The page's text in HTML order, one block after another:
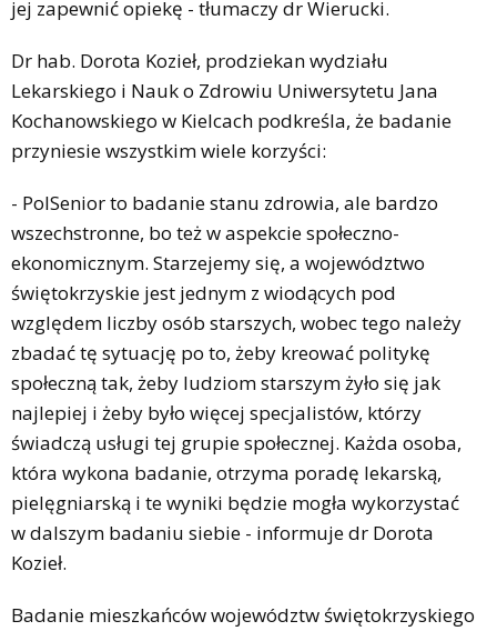
jej zapewnić opiekę - tłumaczy dr Wierucki.
Dr hab. Dorota Kozieł, prodziekan wydziału
Lekarskiego i Nauk o Zdrowiu Uniwersytetu Jana
Kochanowskiego w Kielcach podkreśla, że badanie
przyniesie wszystkim wiele korzyści:
- PolSenior to badanie stanu zdrowia, ale bardzo
wszechstronne, bo też w aspekcie społeczno-
ekonomicznym. Starzejemy się, a województwo
świętokrzyskie jest jednym z wiodących pod
względem liczby osób starszych, wobec tego należy
zbadać tę sytuację po to, żeby kreować politykę
społeczną tak, żeby ludziom starszym żyło się jak
najlepiej i żeby było więcej specjalistów, którzy
świadczą usługi tej grupie społecznej. Każda osoba,
która wykona badanie, otrzyma poradę lekarską,
pielęgniarską i te wyniki będzie mogła wykorzystać
w dalszym badaniu siebie - informuje dr Dorota
Kozieł.
Badanie mieszkańców województw świętokrzyskiego